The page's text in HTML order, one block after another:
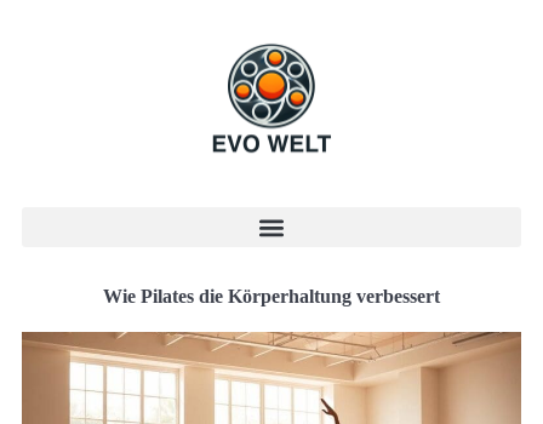
Wie Pilates die Körperhaltung verbessert